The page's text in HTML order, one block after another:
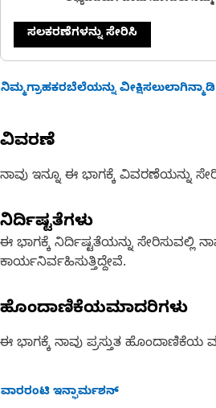
ಸಲಕರಣೆಗಳನ್ನು ಸೇರಿಸಿ
ನಿಮ್ಮಗ್ರಾಹಕರಬೆಲೆಯನ್ನು ವೀಕ್ಷಿಸಲುಲಾಗಿನ್ಮಾಡಿ
ವಿವರಣೆ
ನಾವು ಇನ್ನೂ ಈ ಭಾಗಕ್ಕೆ ವಿವರಣೆಯನ್ನು
ನಿರ್ದಿಷ್ಟತೆಗಳು
ಈ ಭಾಗಕ್ಕೆ ನಿರ್ದಿಷ್ಟತೆಯನ್ನು ಸೇರಿಸುವಲ್ಲಿ
ಕಾರ್ಯನಿರ್ವಹಿಸುತ್ತಿದ್ದೇವೆ.
ಹೊಂದಾಣಿಕೆಯಮಾದರಿಗಳು
ಈ ಭಾಗಕ್ಕೆ ನಾವು ಪ್ರಸ್ತುತ ಹೊಂದಾಣಿಕೆಯ
ವಾರರಂಟಿ ಇನ್ಫಾರ್ಮಶನ್